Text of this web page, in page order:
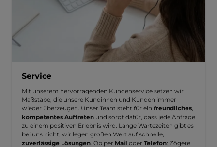
Service
Mit unserem hervorragenden Kundenservice setzen wir
Maßstäbe, die unsere Kundinnen und Kunden immer
wieder überzeugen. Unser Team steht für ein freundliches
kompetentes Auftreten und sorgt dafür, dass jede Anfrage
zu einem positiven Erlebnis wird. Lange Wartezeiten gibt es
bei uns nicht, wir legen großen Wert auf schnelle,
zuverlässige Lösungen . Ob per Mail oder Telefon: Zögere